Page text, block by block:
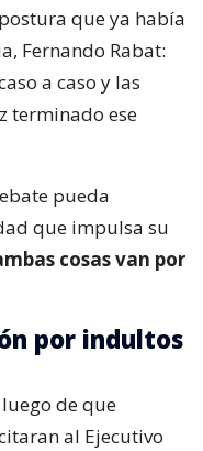
que ya había
Fernando Rabat:
a caso y las
terminado ese
pueda
que impulsa su
cosas van por
por indultos
de que
al Ejecutivo